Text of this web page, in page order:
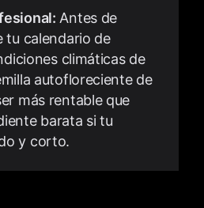
Antes de
tu calendario de
climáticas de
autofloreciente de
más rentable que
barata si tu
y corto.